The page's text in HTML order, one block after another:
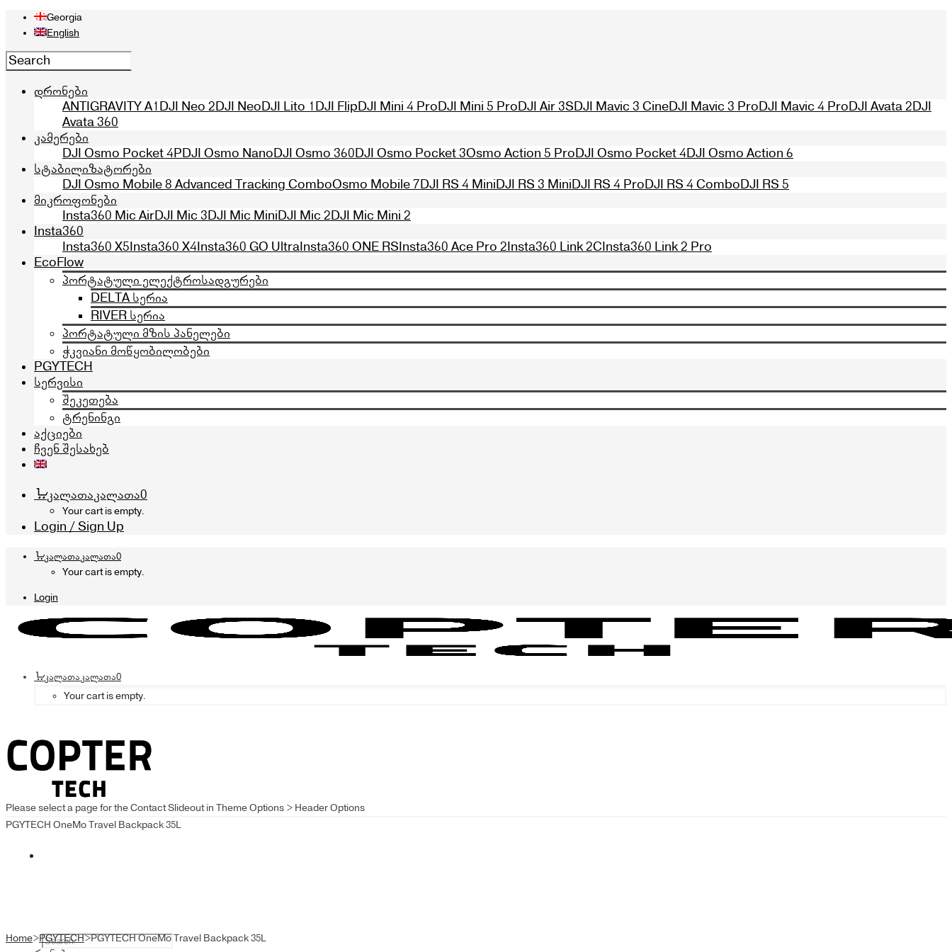
Georgia
English
დრონები
ANTIGRAVITY A1DJI Neo 2DJI NeoDJI Lito 1DJI FlipDJI Mini 4 ProDJI Mini 5 ProDJI Air 3SDJI Mavic 3 CineDJI Mavic 3 ProDJI Mavic 4 ProDJI Avata 2DJI
Avata 360
კამერები
DJI Osmo Pocket 4PDJI Osmo NanoDJI Osmo 360DJI Osmo Pocket 3Osmo Action 5 ProDJI Osmo Pocket 4DJI Osmo Action 6
სტაბილიზატორები
DJI Osmo Mobile 8 Advanced Tracking ComboOsmo Mobile 7DJI RS 4 MiniDJI RS 3 MiniDJI RS 4 ProDJI RS 4 ComboDJI RS 5
მიკროფონები
Insta360 Mic AirDJI Mic 3DJI Mic MiniDJI Mic 2DJI Mic Mini 2
Insta360
Insta360 X5Insta360 X4Insta360 GO UltraInsta360 ONE RSInsta360 Ace Pro 2Insta360 Link 2CInsta360 Link 2 Pro
EcoFlow
პორტატული ელექტროსადგურები
DELTA სერია
RIVER სერია
პორტატული მზის პანელები
ჭკვიანი მოწყობილობები
PGYTECH
სერვისი
შეკეთება
ტრენინგი
აქციები
ჩვენ შესახებ
კალათაკალათა0
Your cart is empty.
Login / Sign Up
კალათაკალათა0
Your cart is empty.
Login
კალათაკალათა0
Your cart is empty.
Please select a page for the Contact Slideout in Theme Options > Header Options
PGYTECH OneMo Travel Backpack 35L
Home>PGYTECH>PGYTECH OneMo Travel Backpack 35L